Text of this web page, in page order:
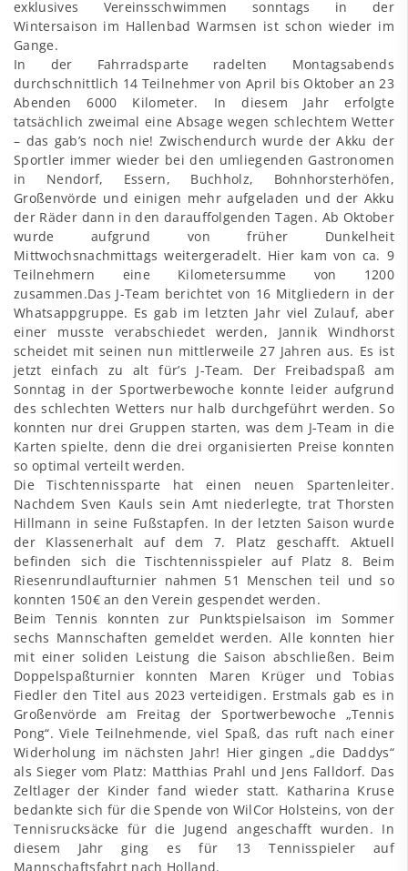
exklusives Vereinsschwimmen sonntags in der
Wintersaison im Hallenbad Warmsen ist schon wieder im
Gange.
In der Fahrradsparte radelten Montagsabends
durchschnittlich 14 Teilnehmer von April bis Oktober an 23
Abenden 6000 Kilometer. In diesem Jahr erfolgte
tatsächlich zweimal eine Absage wegen schlechtem Wetter
– das gab’s noch nie! Zwischendurch wurde der Akku der
Sportler immer wieder bei den umliegenden Gastronomen
in Nendorf, Essern, Buchholz, Bohnhorsterhöfen,
Großenvörde und einigen mehr aufgeladen und der Akku
der Räder dann in den darauffolgenden Tagen. Ab Oktober
wurde aufgrund von früher Dunkelheit
Mittwochsnachmittags weitergeradelt. Hier kam von ca. 9
Teilnehmern eine Kilometersumme von 1200
zusammen.Das J-Team berichtet von 16 Mitgliedern in der
Whatsappgruppe. Es gab im letzten Jahr viel Zulauf, aber
einer musste verabschiedet werden, Jannik Windhorst
scheidet mit seinen nun mittlerweile 27 Jahren aus. Es ist
jetzt einfach zu alt für’s J-Team. Der Freibadspaß am
Sonntag in der Sportwerbewoche konnte leider aufgrund
des schlechten Wetters nur halb durchgeführt werden. So
konnten nur drei Gruppen starten, was dem J-Team in die
Karten spielte, denn die drei organisierten Preise konnten
so optimal verteilt werden.
Die Tischtennissparte hat einen neuen Spartenleiter.
Nachdem Sven Kauls sein Amt niederlegte, trat Thorsten
Hillmann in seine Fußstapfen. In der letzten Saison wurde
der Klassenerhalt auf dem 7. Platz geschafft. Aktuell
befinden sich die Tischtennisspieler auf Platz 8. Beim
Riesenrundlaufturnier nahmen 51 Menschen teil und so
konnten 150€ an den Verein gespendet werden.
Beim Tennis konnten zur Punktspielsaison im Sommer
sechs Mannschaften gemeldet werden. Alle konnten hier
mit einer soliden Leistung die Saison abschließen. Beim
Doppelspaßturnier konnten Maren Krüger und Tobias
Fiedler den Titel aus 2023 verteidigen. Erstmals gab es in
Großenvörde am Freitag der Sportwerbewoche „Tennis
Pong“. Viele Teilnehmende, viel Spaß, das ruft nach einer
Widerholung im nächsten Jahr! Hier gingen „die Daddys“
als Sieger vom Platz: Matthias Prahl und Jens Falldorf. Das
Zeltlager der Kinder fand wieder statt. Katharina Kruse
bedankte sich für die Spende von WilCor Holsteins, von der
Tennisrucksäcke für die Jugend angeschafft wurden. In
diesem Jahr ging es für 13 Tennisspieler auf
Mannschaftsfahrt nach Holland.